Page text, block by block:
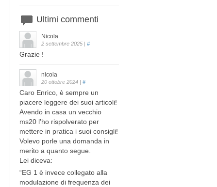
Ultimi commenti
Nicola
2 settembre 2025 | #
Grazie !
nicola
20 ottobre 2024 | #
Caro Enrico, è sempre un
piacere leggere dei suoi articoli!
Avendo in casa un vecchio
ms20 l’ho rispolverato per
mettere in pratica i suoi consigli!
Volevo porle una domanda in
merito a quanto segue.
Lei diceva:
“EG 1 è invece collegato alla
modulazione di frequenza dei